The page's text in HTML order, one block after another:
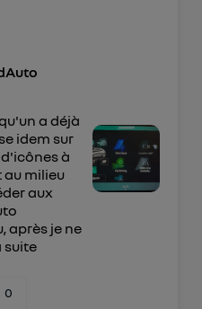
a déjà
idem sur
d'icônes à
milieu
aux
après je ne
suite
0